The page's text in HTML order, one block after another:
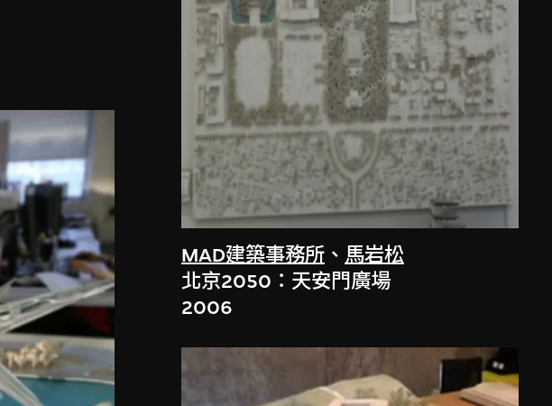
MAD建築事務所 、 馬岩松
北京2050：天安門廣場
2006